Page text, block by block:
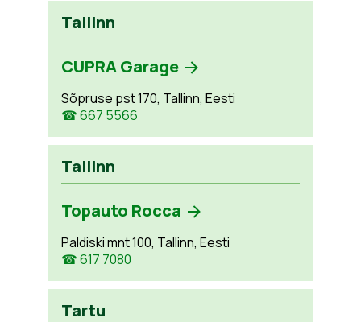
Tallinn
CUPRA Garage
Sõpruse pst 170, Tallinn, Eesti
☎ 667 5566
Tallinn
Topauto Rocca
Paldiski mnt 100, Tallinn, Eesti
☎ 617 7080
Tartu